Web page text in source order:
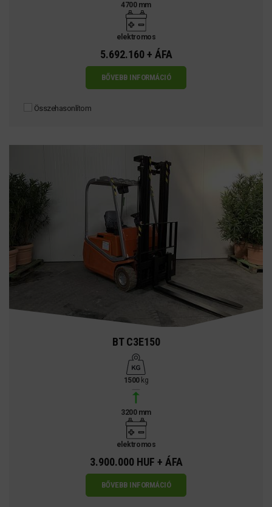
4700 mm
elektromos
5.692.160 + ÁFA
BŐVEBB INFORMÁCIÓ
Összehasonlítom
BT C3E150
1500kg
3200 mm
elektromos
3.900.000 HUF + ÁFA
BŐVEBB INFORMÁCIÓ